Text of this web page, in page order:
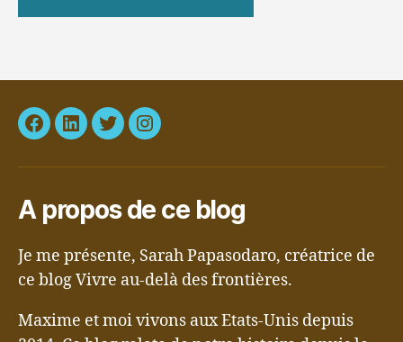
Facebook
LinkedInTwitterInstagram
A propos de ce blog
Je me présente, Sarah Papasodaro, créatrice de
ce blog Vivre au-delà des frontières.
Maxime et moi vivons aux Etats-Unis depuis